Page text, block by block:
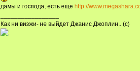
дамы и господа, есть еще http://
Как ни визжи- не выйдет Джанис Джоплин.. (с)